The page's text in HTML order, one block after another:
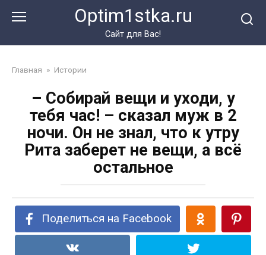
Optim1stka.ru
Сайт для Вас!
Главная » Истории
– Собирай вещи и уходи, у
тебя час! – сказал муж в 2
ночи. Он не знал, что к утру
Рита заберет не вещи, а всё
остальное
Поделиться на Facebook